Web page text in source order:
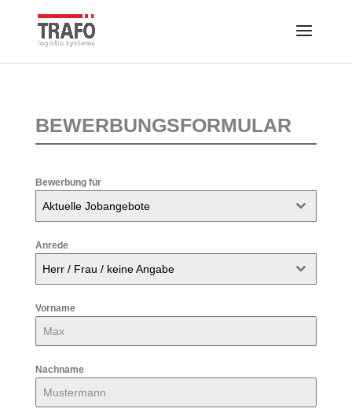
BEWERBUNGSFORMULAR
Bewerbung für
Aktuelle Jobangebote
Anrede
Herr / Frau / keine Angabe
Vorname
Nachname